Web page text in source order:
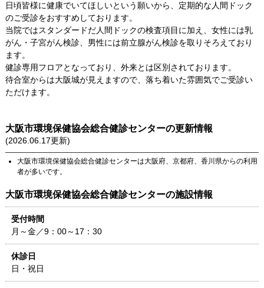
日頃皆様に健康でいてほしいという願いから、定期的な人間ドック
のご受診をおすすめしております。
当院ではスタンダードだ人間ドックの検査項目に加え、女性には乳
がん・子宮がん検診、男性には前立腺がん検診を取りそろえており
ます。
健診専用フロアとなっており、外来とは区別されております。
待合室からは大阪城が見えますので、落ち着いた雰囲気でご受診い
ただけます。
大阪市環境保健協会総合健診センターの更新情報
(2026.06.17更新)
大阪市環境保健協会総合健診センターは大阪府、 京都府、 香川県からの利用
者が多いです。
大阪市環境保健協会総合健診センターの施設情報
受付時間
月～金／9：00～17：30
休診日
日・祝日